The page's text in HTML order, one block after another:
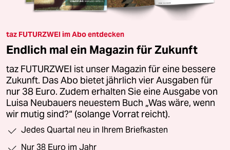
taz FUTURZWEI im Abo entdecken
Endlich mal ein Magazin für Zukunft
taz FUTURZWEI ist unser Magazin für eine bessere
Zukunft. Das Abo bietet jährlich vier Ausgaben für
nur 38 Euro. Zudem erhalten Sie eine Ausgabe von
Luisa Neubauers neuestem Buch „Was wäre, wenn
wir mutig sind?“ (solange Vorrat reicht).
Jedes Quartal neu in Ihrem Briefkasten
Nur 38 Euro im Jahr